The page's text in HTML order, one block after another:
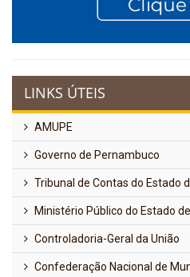
LINKS ÚTEIS
AMUPE
Governo de Pernambuco
Tribunal de Contas do Estado
Ministério Público do Estado
Controladoria-Geral da União
Confederação Nacional de